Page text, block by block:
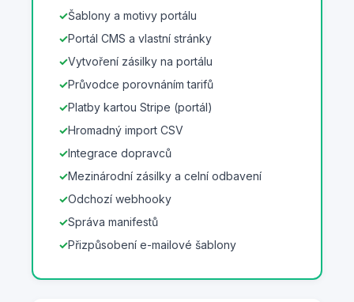
Šablony a motivy portálu
Portál CMS a vlastní stránky
Vytvoření zásilky na portálu
Průvodce porovnáním tarifů
Platby kartou Stripe (portál)
Hromadný import CSV
Integrace dopravců
Mezinárodní zásilky a celní odbavení
Odchozí webhooky
Správa manifestů
Přizpůsobení e-mailové šablony